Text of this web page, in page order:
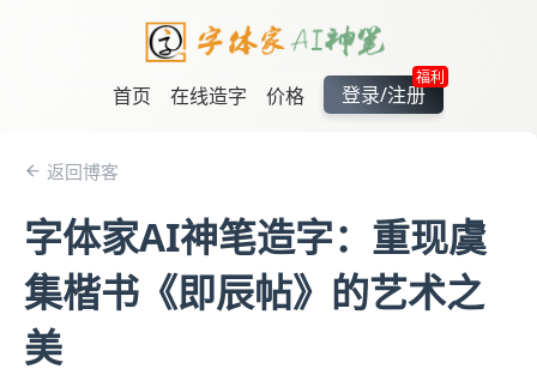
首页 在线造字 价格
福利
登录/注册
返回博客
字体家AI神笔造字：重现虞
集楷书《即辰帖》的艺术之
美